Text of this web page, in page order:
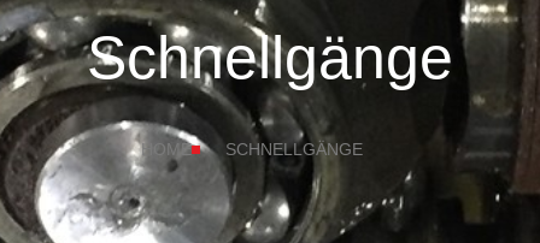
Schnellgänge
HOME SCHNELLGÄNGE